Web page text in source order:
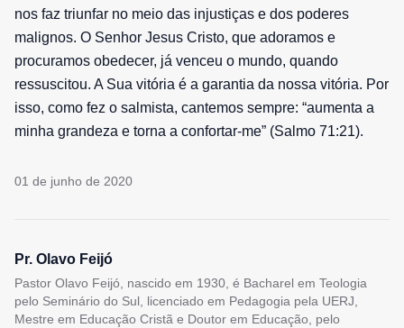
nos faz triunfar no meio das injustiças e dos poderes
malignos. O Senhor Jesus Cristo, que adoramos e
procuramos obedecer, já venceu o mundo, quando
ressuscitou. A Sua vitória é a garantia da nossa vitória. Por
isso, como fez o salmista, cantemos sempre: “aumenta a
minha grandeza e torna a confortar-me” (Salmo 71:21).
01 de junho de 2020
Pr. Olavo Feijó
Pastor Olavo Feijó, nascido em 1930, é Bacharel em Teologia
pelo Seminário do Sul, licenciado em Pedagogia pela UERJ,
Mestre em Educação Cristã e Doutor em Educação, pelo